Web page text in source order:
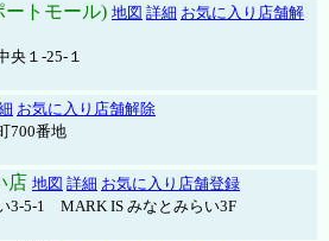
ートモール) 地図 詳細 お気に入り店舗解
央１-25-１
お気に入り店舗解除
700番地
店 地図 詳細 お気に入り店舗登録
3-5-1 MARK IS みなとみらい3F